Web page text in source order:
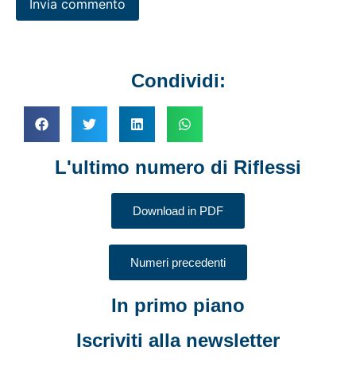
Condividi:
L'ultimo numero di Riflessi
Download in PDF
Numeri precedenti
In primo piano
Iscriviti alla newsletter